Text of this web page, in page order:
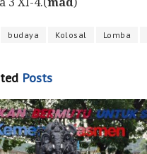
budaya Kolosal Lomba
Posts